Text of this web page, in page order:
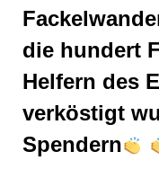
die hundert
Helfern des
verköstigt
Spendern